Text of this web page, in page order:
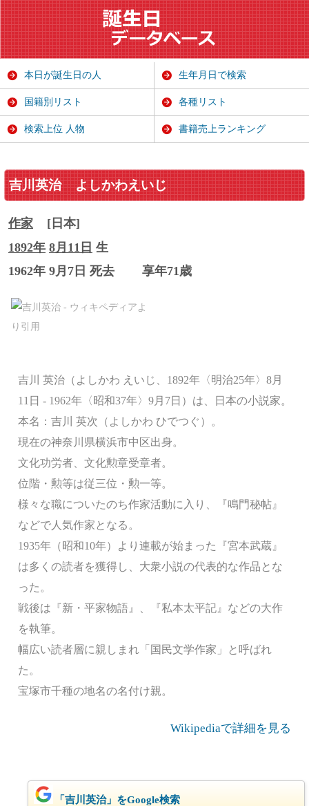
吉川英治 よしかわえいじ
作家
[日本]
1892年 8月11日 生
1962年 9月7日 死去
享年71歳
吉川 英治（よしかわ えいじ、1892年〈明治25年〉8月
11日 - 1962年〈昭和37年〉9月7日）は、日本の小説家。
本名：吉川 英次（よしかわ ひでつぐ）。
現在の神奈川県横浜市中区出身。
文化功労者、文化勲章受章者。
位階・勲等は従三位・勲一等。
様々な職についたのち作家活動に入り、『鳴門秘帖』
などで人気作家となる。
1935年（昭和10年）より連載が始まった『宮本武蔵』
は多くの読者を獲得し、大衆小説の代表的な作品とな
った。
戦後は『新・平家物語』、『私本太平記』などの大作
を執筆。
幅広い読者層に親しまれ「国民文学作家」と呼ばれ
た。
宝塚市千種の地名の名付け親。
Wikipediaで詳細を見る
「吉川英治」をGoogle検索
本日が誕生日の人 生年月日で検索
国籍別リスト 各種リスト
検索上位 人物 書籍売上ランキング